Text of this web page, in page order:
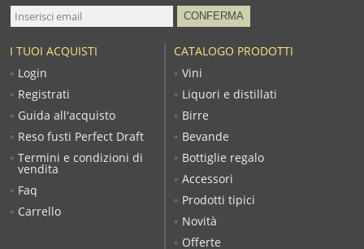
CATALOGO PRODOTTI
Vini
Liquori e distillati
Birre
Bevande
Bottiglie regalo
Accessori
Prodotti tipici
Novità
Offerte
I TUOI ACQUISTI
Login
Registrati
Guida all'acquisto
Reso fusti Perfect Draft
Termini e condizioni di
vendita
Faq
Carrello